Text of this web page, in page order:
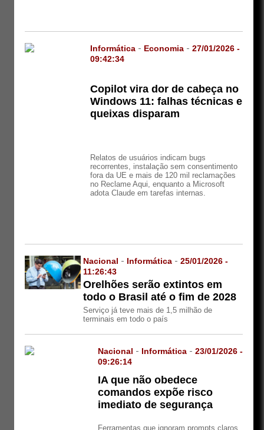
Informática - Economia -27/01/2026 -
09:42:34
Copilot vira dor de cabeça no
Windows 11: falhas técnicas e
queixas disparam
Relatos de usuários indicam bugs
recorrentes, instalação sem consentimento
fora da UE e mais de 120 mil reclamações
no Reclame Aqui, enquanto a Microsoft
adota Claude em tarefas internas.
Nacional - Informática -25/01/2026 -
11:26:43
Orelhões serão extintos em
todo o Brasil até o fim de 2028
Serviço já teve mais de 1,5 milhão de
terminais em todo o país
Nacional - Informática -23/01/2026 -
09:26:14
IA que não obedece
comandos expõe risco
imediato de segurança
Ferramentas que ignoram prompts claros